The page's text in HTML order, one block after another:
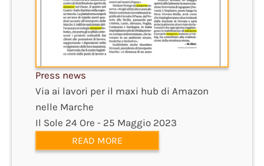
Press news
Via ai lavori per il maxi hub di Amazon
nelle Marche
Il Sole 24 Ore - 25 Maggio 2023
READ MORE